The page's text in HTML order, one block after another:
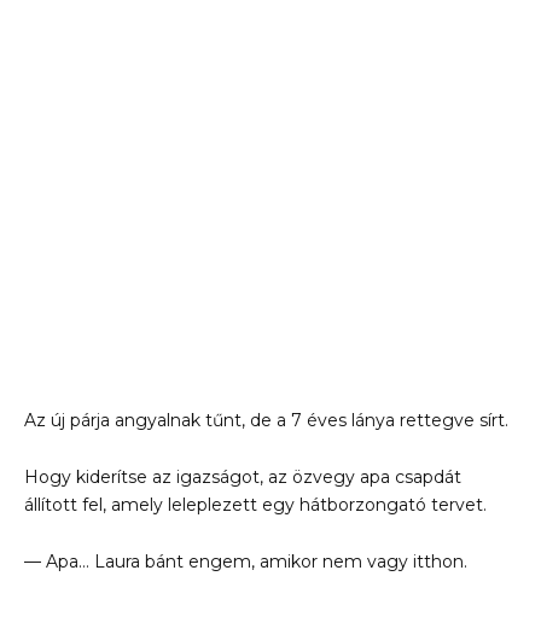
Az új párja angyalnak tűnt, de a 7 éves lánya rettegve sírt.
Hogy kiderítse az igazságot, az özvegy apa csapdát
állított fel, amely leleplezett egy hátborzongató tervet.
— Apa… Laura bánt engem, amikor nem vagy itthon.